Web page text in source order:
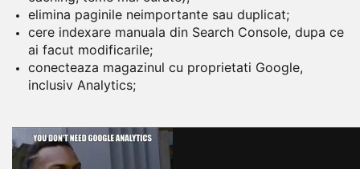
elimina paginile neimportante sau duplicat;
cere indexare manuala din Search Console, dupa ce
ai facut modificarile;
conecteaza magazinul cu proprietati Google,
inclusiv Analytics;